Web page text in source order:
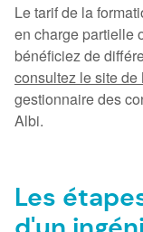
Le tarif de la
en charge partielle
bénéficiez de
consultez le site de
gestionnaire des
Albi.
Les